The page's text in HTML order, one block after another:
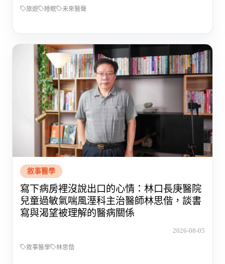
旅遊 睡眠 未來醫聲
敘事醫學
寫下病房裡沒說出口的心情：林口長庚醫院
兒童過敏氣喘風溼科主治醫師林思偕，談書
寫與渴望被理解的醫病關係
2026-08-05
敘事醫學 林思偕